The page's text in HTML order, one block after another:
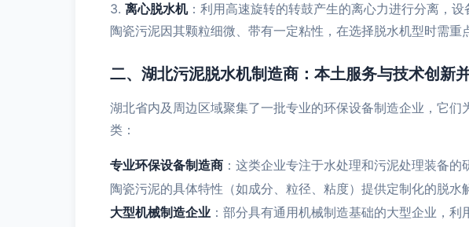
3. 离心脱水机：利用高速旋转的转鼓产生的离心力进行分离，
陶瓷污泥因其颗粒细微、带有一定粘性，在选择脱水机型时需重
二、湖北污泥脱水机制造商：本土服务与技术创新
湖北省内及周边区域聚集了一批专业的环保设备制造企业，它
类：
专业环保设备制造商 ：这类企业专注于水处理和污泥处理装备
陶瓷污泥的具体特性（如成分、粒径、粘度）提供定制化的脱
大型机械制造企业 ：部分具有通用机械制造基础的大型企业，